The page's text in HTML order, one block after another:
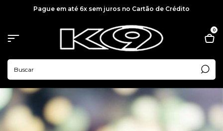
Pague em até 6x sem juros no Cartão de Crédito
0